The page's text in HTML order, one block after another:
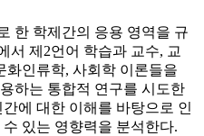
한 학제간의 응용 영역을 규
서 제2언어 학습과 교수, 교
화인류학, 사회학 이론들을
하는 통합적 연구를 시도한
에 대한 이해를 바탕으로 인
있는 영향력을 분석한다.